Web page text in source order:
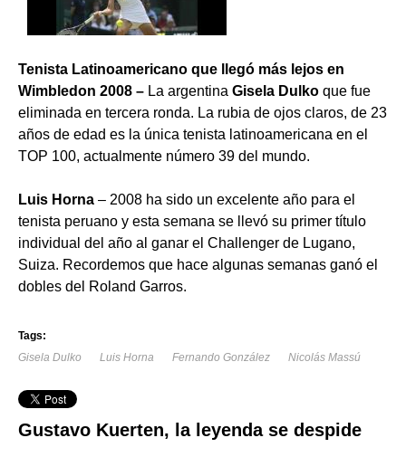
Tenista Latinoamericano que llegó más lejos en
Wimbledon 2008 – La argentina Gisela Dulko que fue
eliminada en tercera ronda. La rubia de ojos claros, de 23
años de edad es la única tenista latinoamericana en el
TOP 100, actualmente número 39 del mundo.
Luis Horna – 2008 ha sido un excelente año para el
tenista peruano y esta semana se llevó su primer título
individual del año al ganar el Challenger de Lugano,
Suiza. Recordemos que hace algunas semanas ganó el
dobles del Roland Garros.
Tags:
Gisela Dulko
Luis Horna Fernando González Nicolás Massú
Gustavo Kuerten, la leyenda se despide